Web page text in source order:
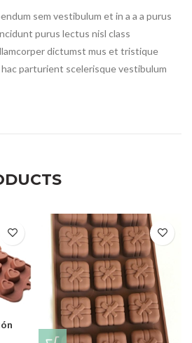
sem vestibulum et in a a a purus
purus lectus nisl class
dictumst mus et tristique
parturient scelerisque vestibulum